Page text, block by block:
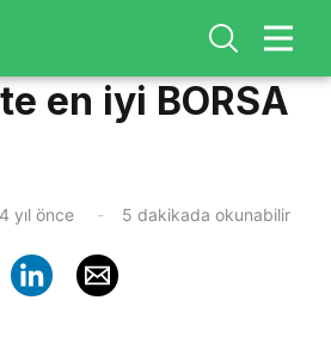
en iyi BORSA
4 yıl önce 5 dakikada okunabilir